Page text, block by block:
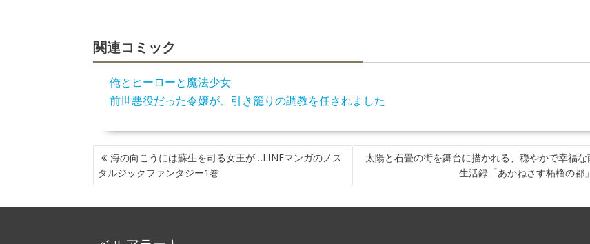
関連コミック
俺とヒーローと魔法少女
前世悪役だった令嬢が、引き籠りの調教を任されました
投
稿
ナ
ゲ
海の向こうには蘇生を司る女王が…LINEマンガのノス
タルジックファンタジー1巻
太陽と石畳の街を舞台に描かれる、穏やかで幸福な
生活録「あかねさす柘榴の都」